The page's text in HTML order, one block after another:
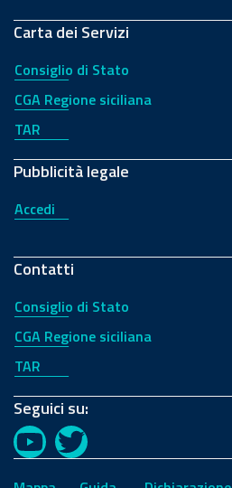
Carta dei Servizi
Consiglio di Stato
CGA Regione siciliana
TAR
Pubblicità legale
Accedi
Contatti
Consiglio di Stato
CGA Regione siciliana
TAR
Seguici su:
YouTubeTwitter